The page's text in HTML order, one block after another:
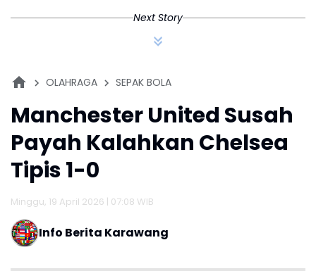
Next Story
OLAHRAGA SEPAK BOLA
Manchester United Susah
Payah Kalahkan Chelsea
Tipis 1-0
Minggu, 19 April 2026 | 07:08 WIB
Info Berita Karawang